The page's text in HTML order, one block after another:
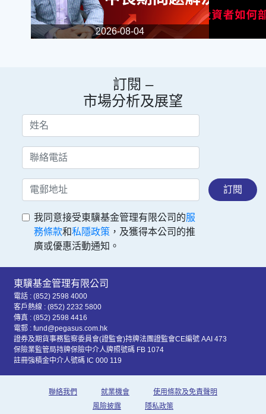
2026-08-04
訂閱 –
市場分析及展望
訂閱
我同意接受東驥基金管理有限公司的服
務條款和私隱政策 ，及獲得本公司的推
廣或優惠活動通知。
東驥基金管理有限公司
電話 : (852) 2598 4000
客戶熱線 : (852) 2232 5800
傳真 : (852) 2598 4416
電郵 : fund@pegasus.com.hk
證券及期貨事務監察委員會(證監會)持牌法團證監會CE編號 AAI 473
保險業監管局持牌保險中介人牌照號碼 FB 1074
註冊強積金中介人號碼 IC 000 119
聯絡我們 就業機會
使用條款及免責聲明
風險披露
隱私政策